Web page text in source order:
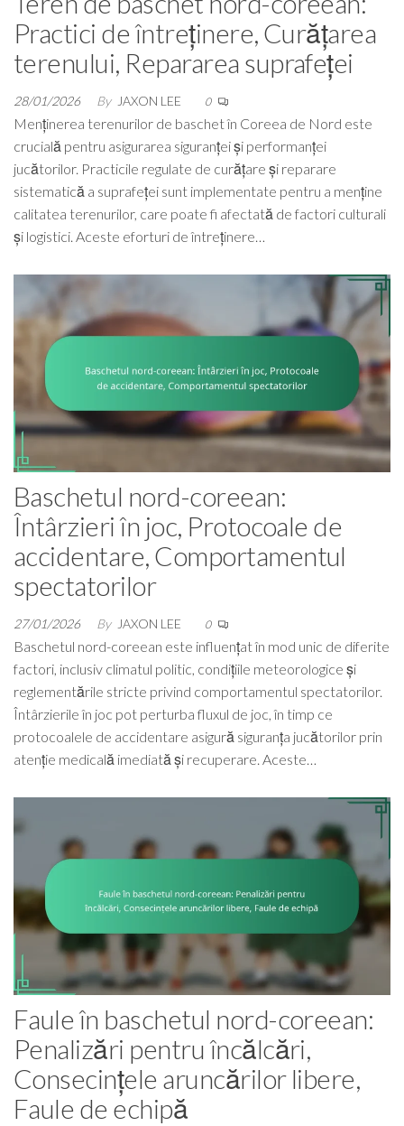
Practici de întreținere, Curățarea
terenului, Repararea suprafeței
28/01/2026 By JAXON LEE 0
Menținerea terenurilor de baschet în Coreea de Nord este
crucială pentru asigurarea siguranței și performanței
jucătorilor. Practicile regulate de curățare și reparare
sistematică a suprafeței sunt implementate pentru a menține
calitatea terenurilor, care poate fi afectată de factori culturali
și logistici. Aceste eforturi de întreținere…
Baschetul nord-coreean:
Întârzieri în joc, Protocoale de
accidentare, Comportamentul
spectatorilor
27/01/2026 By JAXON LEE 0
Baschetul nord-coreean este influențat în mod unic de diferite
factori, inclusiv climatul politic, condițiile meteorologice și
reglementările stricte privind comportamentul spectatorilor.
Întârzierile în joc pot perturba fluxul de joc, în timp ce
protocoalele de accidentare asigură siguranța jucătorilor prin
atenție medicală imediată și recuperare. Aceste…
Faule în baschetul nord-coreean:
Penalizări pentru încălcări,
Consecințele aruncărilor libere,
Faule de echipă